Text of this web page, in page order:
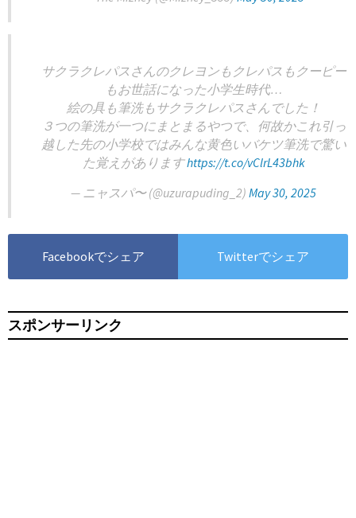
サクラクレパスさんのクレヨンもクレパスもクーピー
もお世話になった小学生時代…
絵の具も筆洗もサクラクレパスさんでした！
３つの筆洗が一つにまとまるやつで、何故かこれ引っ
越した先の小学校ではみんな黄色いバケツ筆洗で驚い
た覚えがありますhttps://t.co/vClrL43bhk
— ニャスパ〜 (@uzurapuding_2) May 30, 2025
Facebookでシェア Twitterでシェア
スポンサーリンク